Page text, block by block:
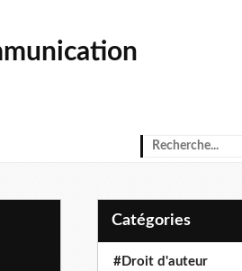
Catégories
#Droit d'auteur